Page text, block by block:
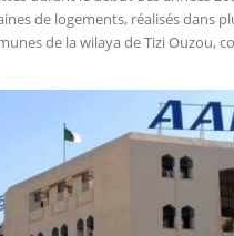
de logements, réalisés dans
de la wilaya de Tizi Ouzou,